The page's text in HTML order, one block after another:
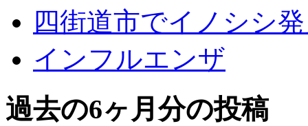
四街道市でイノシシ
インフルエンザ
過去の6ヶ月分の投稿